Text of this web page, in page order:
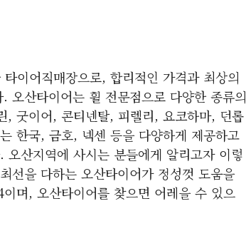
이어직매장으로, 합리적인 가격과 최상의
오산타이어는 휠 전문점으로 다양한 종류의
, 굿이어, 콘티넨탈, 피렐리, 요코하마, 던롭
한국, 금호, 넥센 등을 다양하게 제공하고
산지역에 사시는 분들에게 알리고자 이렇
선을 다하는 오산타이어가 정성껏 도움을
며, 오산타이어를 찾으면 어레을 수 있으